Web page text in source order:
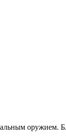
оружием.